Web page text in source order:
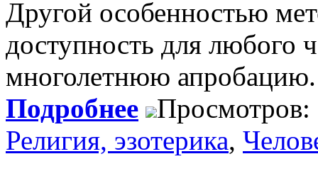
Другой особенностью
доступность для любого
многолетнюю апробацию.
Подробнее
Просмотров:
Религия, эзотерика,